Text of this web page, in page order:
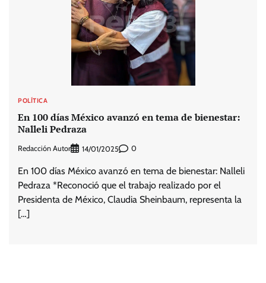
POLÍTICA
En 100 días México avanzó en tema de bienestar:
Nalleli Pedraza
Redacción Autor 14/01/2025 0
En 100 días México avanzó en tema de bienestar: Nalleli
Pedraza *Reconoció que el trabajo realizado por el
Presidenta de México, Claudia Sheinbaum, representa la
[…]